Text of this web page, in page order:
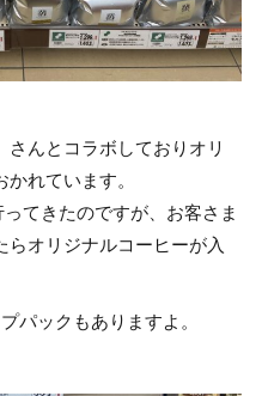
んとコラボしておりオリ
れています。
てきたのですが、お客さま
オリジナルコーヒーが入
パックもありますよ。